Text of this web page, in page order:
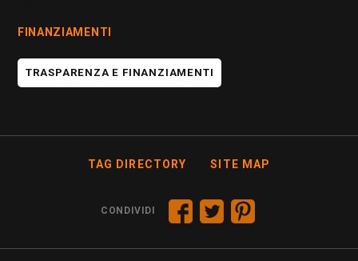
FINANZIAMENTI
TRASPARENZA E FINANZIAMENTI
TAG DIRECTORY SITE MAP
CONDIVIDI